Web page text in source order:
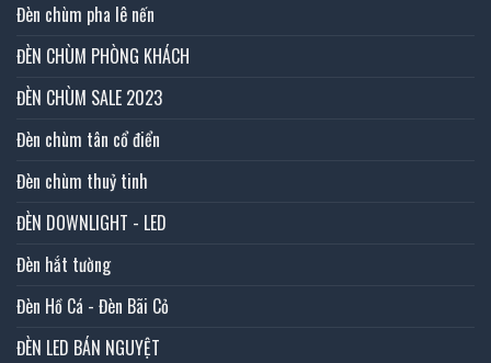
Đèn chùm pha lê nến
ĐÈN CHÙM PHÒNG KHÁCH
ĐÈN CHÙM SALE 2023
Đèn chùm tân cổ điển
Đèn chùm thuỷ tinh
ĐÈN DOWNLIGHT - LED
Đèn hắt tường
Đèn Hồ Cá - Đèn Bãi Cỏ
ĐÈN LED BÁN NGUYỆT